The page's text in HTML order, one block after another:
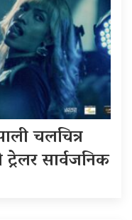
चलचित्र
सार्वजनिक